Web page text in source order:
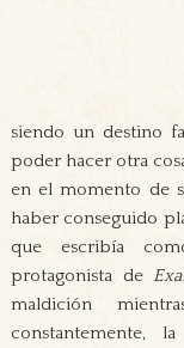
siendo un destino
poder hacer otra
en el momento de
haber conseguido
que escribía
protagonista de
maldición
constantemente,